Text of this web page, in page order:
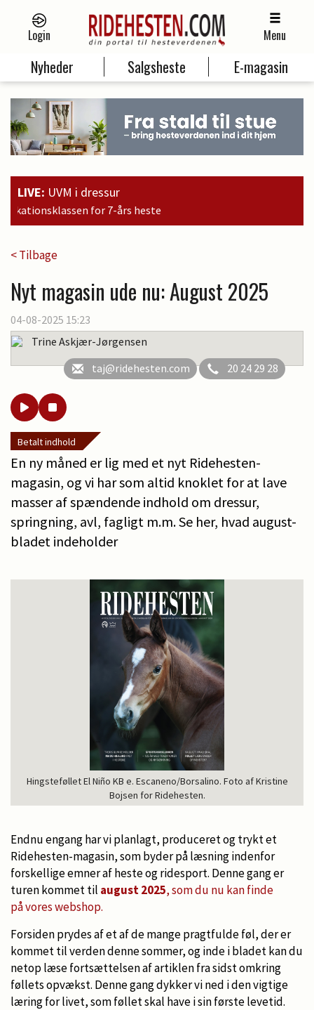
Login Menu
Nyheder Salgsheste E-magasin
LIVE: UVM i dressur
< Tilbage
Nyt magasin ude nu: August 2025
04-08-2025 15:23
Trine Askjær-Jørgensen
taj@ridehesten.com
20 24 29 28
Betalt indhold
En ny måned er lig med et nyt Ridehesten-
magasin, og vi har som altid knoklet for at lave
masser af spændende indhold om dressur,
springning, avl, fagligt m.m. Se her, hvad august-
bladet indeholder
Hingsteføllet El Niño KB e. Escaneno/Borsalino. Foto af Kristine
Bojsen for Ridehesten.
Endnu engang har vi planlagt, produceret og trykt et
Ridehesten-magasin, som byder på læsning indenfor
forskellige emner af heste og ridesport. Denne gang er
turen kommet til august 2025, som du nu kan finde
på vores webshop.
Forsiden prydes af et af de mange pragtfulde føl, der er
kommet til verden denne sommer, og inde i bladet kan du
netop læse fortsættelsen af artiklen fra sidst omkring
føllets opvækst. Denne gang dykker vi ned i den vigtige
læring for livet, som føllet skal have i sin første levetid.